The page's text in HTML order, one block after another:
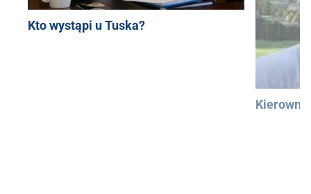
Kto wystąpi u Tuska?